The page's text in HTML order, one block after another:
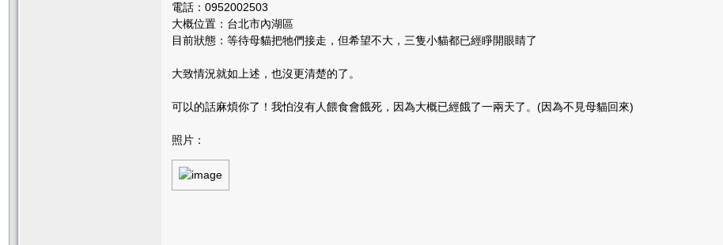
電話：0952002503
大概位置：台北市內湖區
目前狀態：等待母貓把牠們接走，但希望不大，三隻小貓都已經睜開眼睛了
大致情況就如上述，也沒更清楚的了。
可以的話麻煩你了！我怕沒有人餵食會餓死，因為大概已經餓了一兩天了。(因為不見母貓回來)
照片：